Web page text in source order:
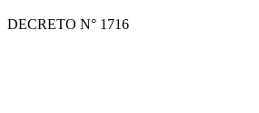
DECRETO N° 1716